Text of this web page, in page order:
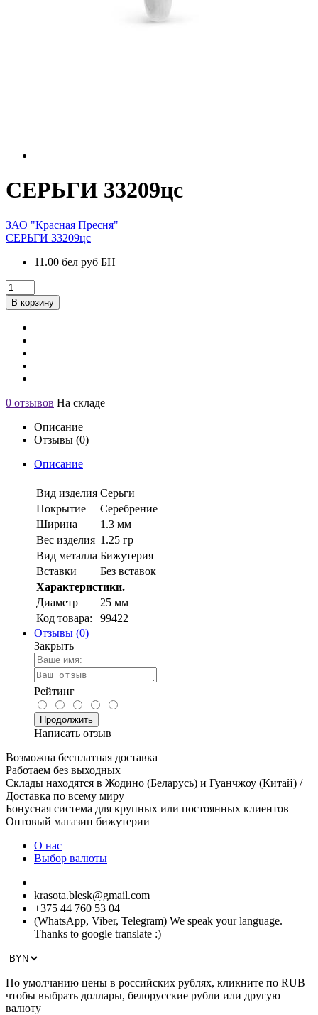
СЕРЬГИ 33209цс
ЗАО "Красная Пресня"
СЕРЬГИ 33209цс
11.00 бел руб БН
В корзину
0 отзывов На складе
Описание
Отзывы (0)
Описание
Вид изделия Серьги
Покрытие
Серебрение
Ширина
1.3 мм
Вес изделия 1.25 гр
Вид металла Бижутерия
Вставки
Без вставок
Характеристики.
Диаметр
25 мм
Код товара:
99422
Отзывы (0)
Закрыть
Рейтинг
Продолжить
Написать отзыв
Возможна бесплатная доставка
Работаем без выходных
Склады находятся в Жодино (Беларусь) и Гуанчжоу (Китай) /
Доставка по всему миру
Бонусная система для крупных или постоянных клиентов
Оптовый магазин бижутерии
О нас
Выбор валюты
krasota.blesk@gmail.com
+375 44 760 53 04
(WhatsApp, Viber, Telegram) We speak your language.
Thanks to google translate :)
По умолчанию цены в российских рублях, кликните по RUB
чтобы выбрать доллары, белорусские рубли или другую
валюту